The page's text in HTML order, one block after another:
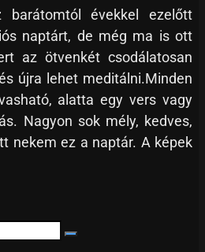
barátomtól évekkel ezelőtt
naptárt, de még ma is ott
az ötvenkét csodálatosan
újra lehet meditálni.Minden
alatta egy vers vagy
Nagyon sok mély, kedves,
nekem ez a naptár. A képek